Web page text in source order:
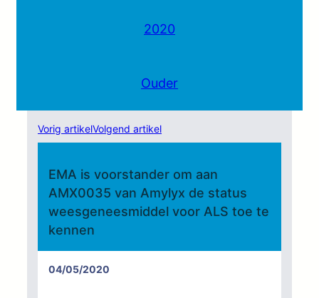
2020
Ouder
Vorig artikelVolgend artikel
EMA is voorstander om aan
AMX0035 van Amylyx de status
weesgeneesmiddel voor ALS toe te
kennen
04/05/2020